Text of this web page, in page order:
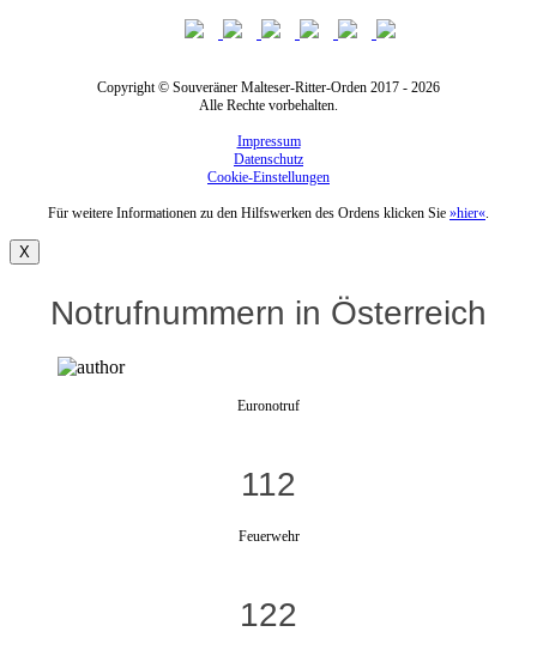
Copyright © Souveräner Malteser-Ritter-Orden 2017 - 2026
Alle Rechte vorbehalten.
Impressum
Datenschutz
Cookie-Einstellungen
Für weitere Informationen zu den Hilfswerken des Ordens klicken Sie »hier«.
X
Notrufnummern in Österreich
Euronotruf
112
Feuerwehr
122